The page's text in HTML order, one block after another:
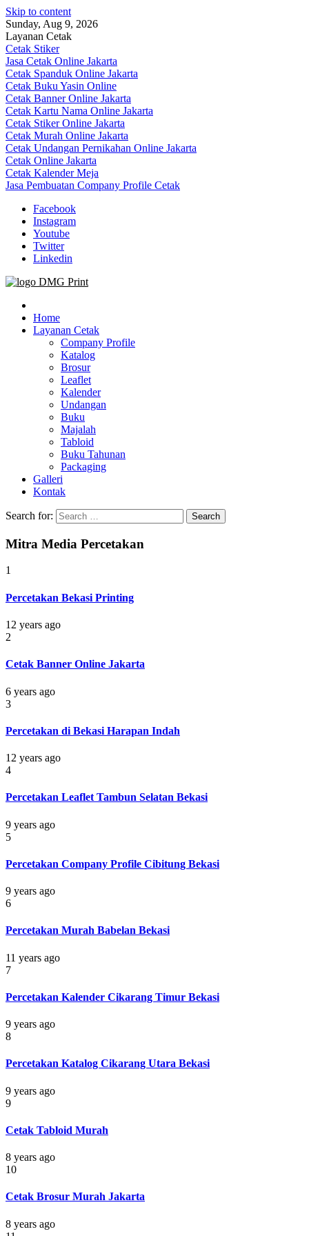
Skip to content
Sunday, Aug 9, 2026
Layanan Cetak
Cetak Stiker
Jasa Cetak Online Jakarta
Cetak Spanduk Online Jakarta
Cetak Buku Yasin Online
Cetak Banner Online Jakarta
Cetak Kartu Nama Online Jakarta
Cetak Stiker Online Jakarta
Cetak Murah Online Jakarta
Cetak Undangan Pernikahan Online Jakarta
Cetak Online Jakarta
Cetak Kalender Meja
Jasa Pembuatan Company Profile Cetak
Facebook
Instagram
Youtube
Twitter
Linkedin
Jasa Cetak Online DMG Printing
Home
Layanan Cetak
Company Profile
Katalog
Brosur
Leaflet
Kalender
Undangan
Buku
Majalah
Tabloid
Buku Tahunan
Packaging
Galleri
Kontak
Search for:
Mitra Media Percetakan
1
Percetakan Bekasi Printing
12 years ago
2
Cetak Banner Online Jakarta
6 years ago
3
Percetakan di Bekasi Harapan Indah
12 years ago
4
Percetakan Leaflet Tambun Selatan Bekasi
9 years ago
5
Percetakan Company Profile Cibitung Bekasi
9 years ago
6
Percetakan Murah Babelan Bekasi
11 years ago
7
Percetakan Kalender Cikarang Timur Bekasi
9 years ago
8
Percetakan Katalog Cikarang Utara Bekasi
9 years ago
9
Cetak Tabloid Murah
8 years ago
10
Cetak Brosur Murah Jakarta
8 years ago